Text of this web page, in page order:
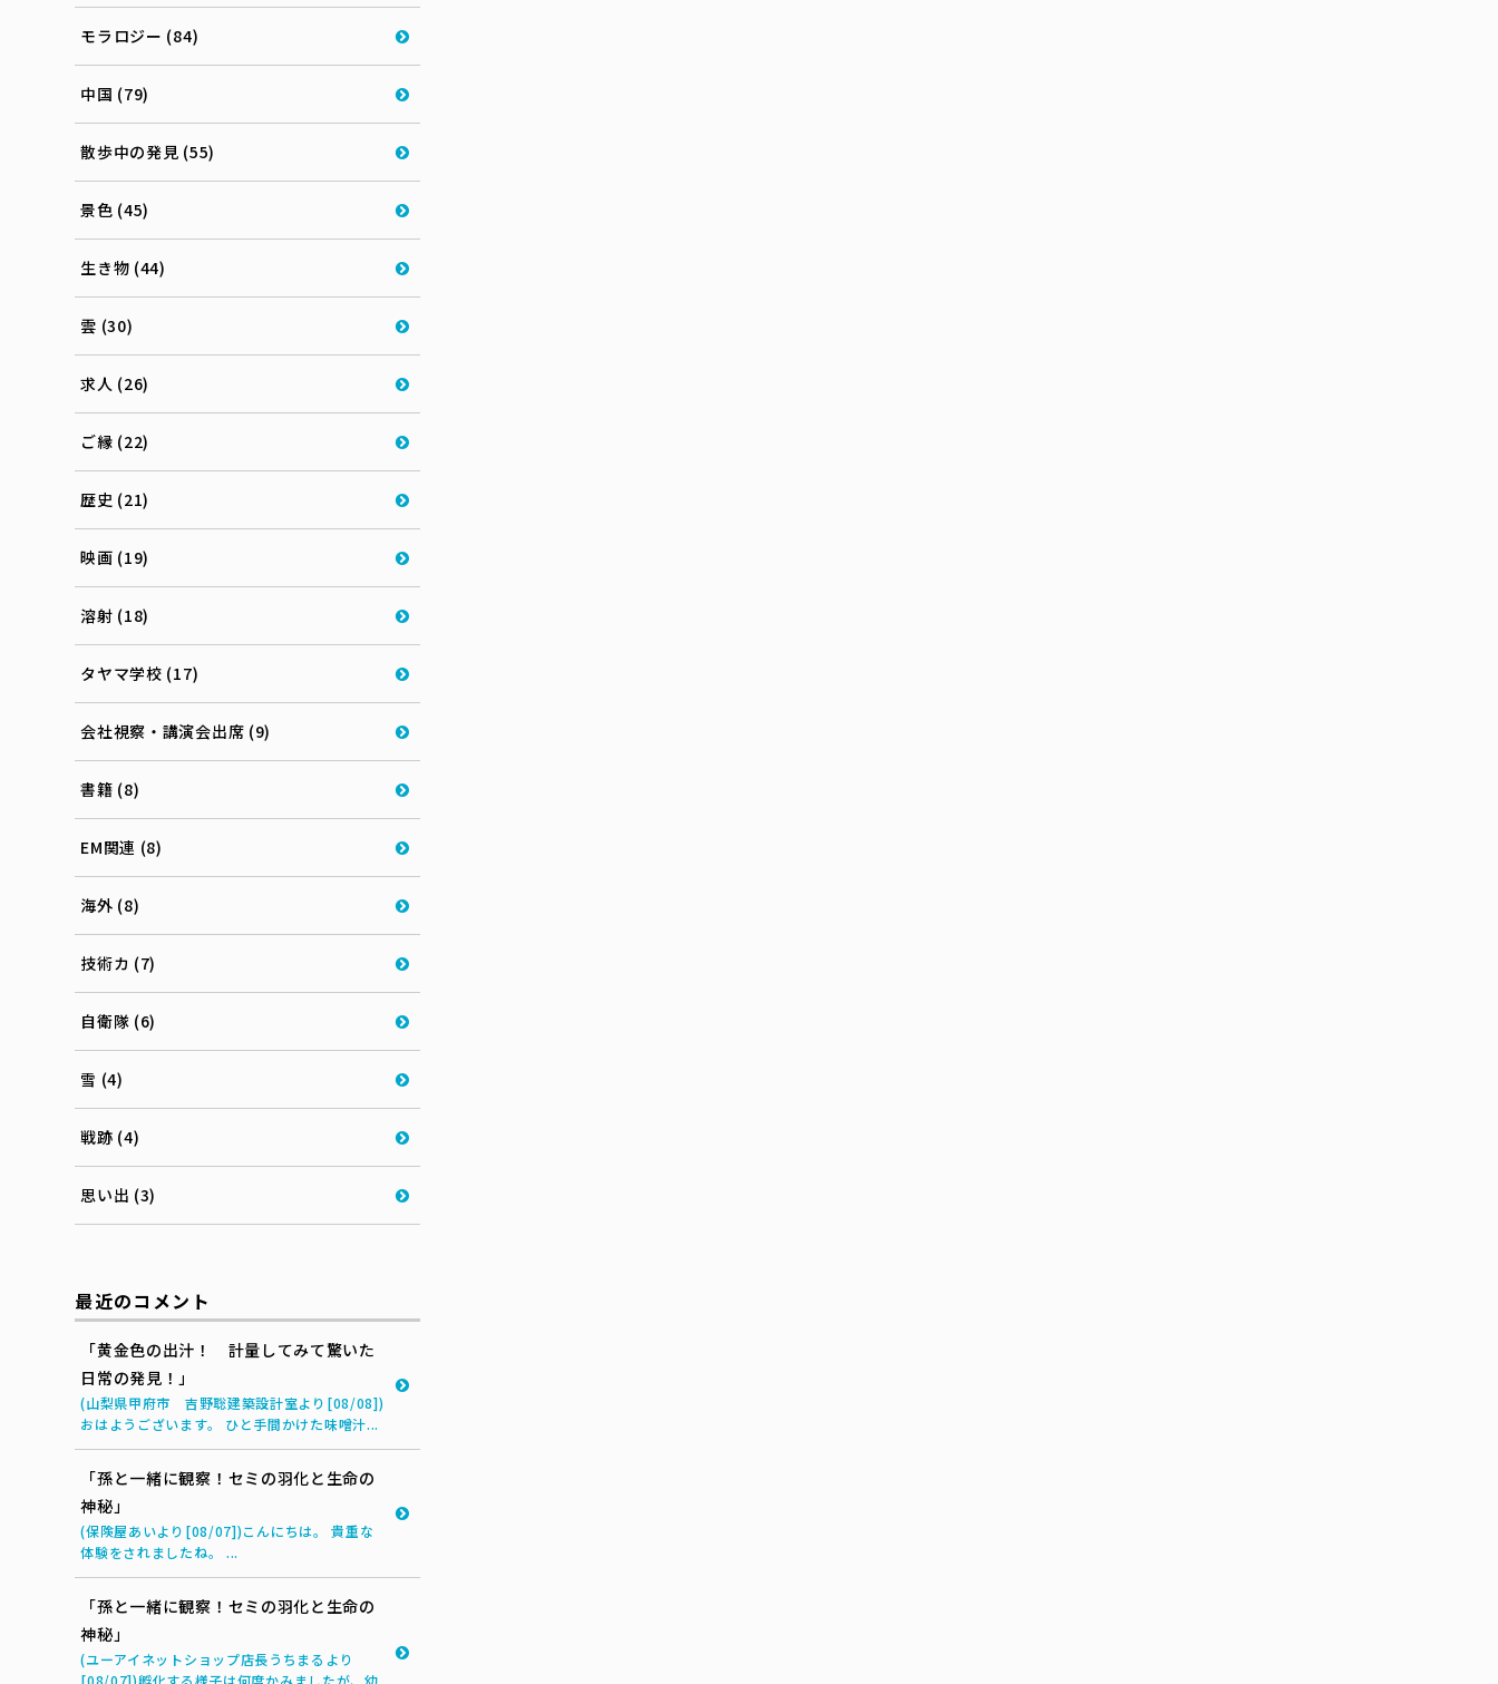
モラロジー (84)
中国 (79)
散歩中の発見 (55)
景色 (45)
生き物 (44)
雲 (30)
求人 (26)
ご縁 (22)
歴史 (21)
映画 (19)
溶射 (18)
タヤマ学校 (17)
会社視察・講演会出席 (9)
書籍 (8)
EM関連 (8)
海外 (8)
技術カ (7)
自衛隊 (6)
雪 (4)
戦跡 (4)
思い出 (3)
最近のコメント
「黄金色の出汁！ 計量してみて驚いた
日常の発見！」
(山梨県甲府市 吉野聡建築設計室より[08/08])
おはようございます。 ひと手間かけた味噌汁...
「孫と一緒に観察！セミの羽化と生命の
神秘」
(保険屋あいより[08/07])こんにちは。 貴重な
体験をされましたね。 ...
「孫と一緒に観察！セミの羽化と生命の
神秘」
(ユーアイネットショップ店長うちまるより
[08/07])孵化する様子は何度かみましたが、幼